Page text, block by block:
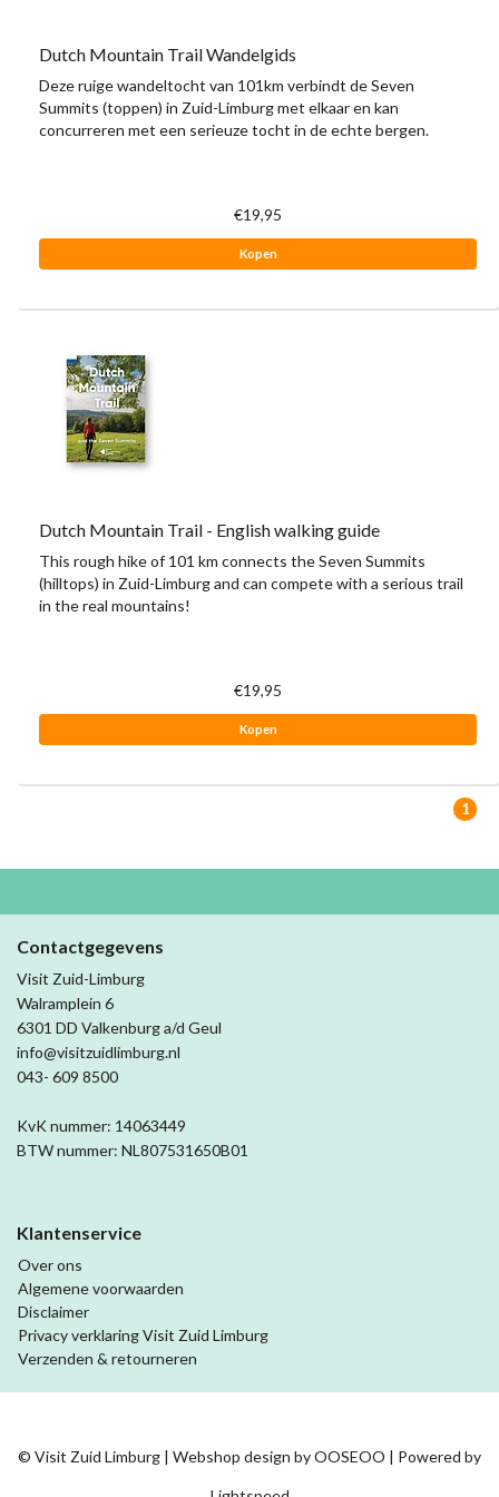
Dutch Mountain Trail Wandelgids
Deze ruige wandeltocht van 101km verbindt de Seven
Summits (toppen) in Zuid-Limburg met elkaar en kan
concurreren met een serieuze tocht in de echte bergen.
€19,95
Kopen
Dutch Mountain Trail - English walking guide
This rough hike of 101 km connects the Seven Summits
(hilltops) in Zuid-Limburg and can compete with a serious trail
in the real mountains!
€19,95
Kopen
1
Contactgegevens
Visit Zuid-Limburg
Walramplein 6
6301 DD Valkenburg a/d Geul
info@visitzuidlimburg.nl
043- 609 8500
KvK nummer: 14063449
BTW nummer: NL807531650B01
Klantenservice
Over ons
Algemene voorwaarden
Disclaimer
Privacy verklaring Visit Zuid Limburg
Verzenden & retourneren
© Visit Zuid Limburg | Webshop design byOOSEOO | Powered by